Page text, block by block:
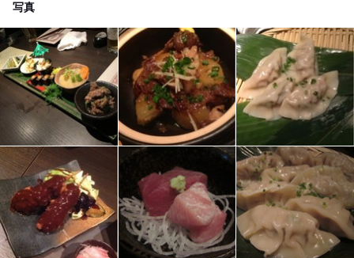
写真